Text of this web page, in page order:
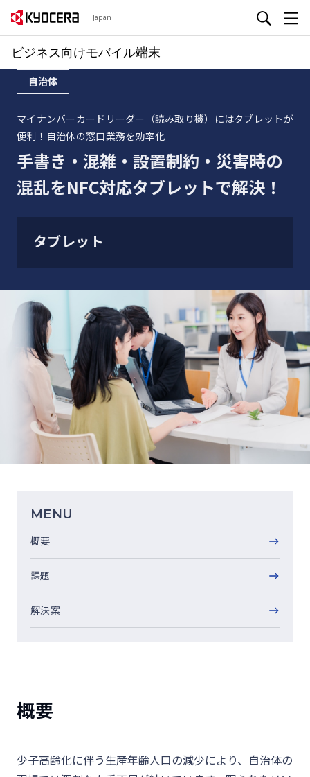
Japan
ビジネス向けモバイル端末
自治体
マイナンバーカードリーダー（読み取り機）にはタブレットが
便利！自治体の窓口業務を効率化
手書き・混雑・設置制約・災害時の
混乱をNFC対応タブレットで解決！
タブレット
MENU
概要
課題
解決案
概要
少子高齢化に伴う生産年齢人口の減少により、自治体の